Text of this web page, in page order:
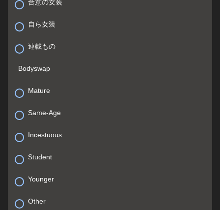
合意の女装
自ら女装
連載もの
Bodyswap
Mature
Same-Age
Incestuous
Student
Younger
Other